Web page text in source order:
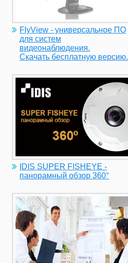
FlyView - универсальное ПО
для систем
видеонаблюдения.
Скачать бесплатную версию.
IDIS SUPER FISHEYE -
панорамный обзор 360°